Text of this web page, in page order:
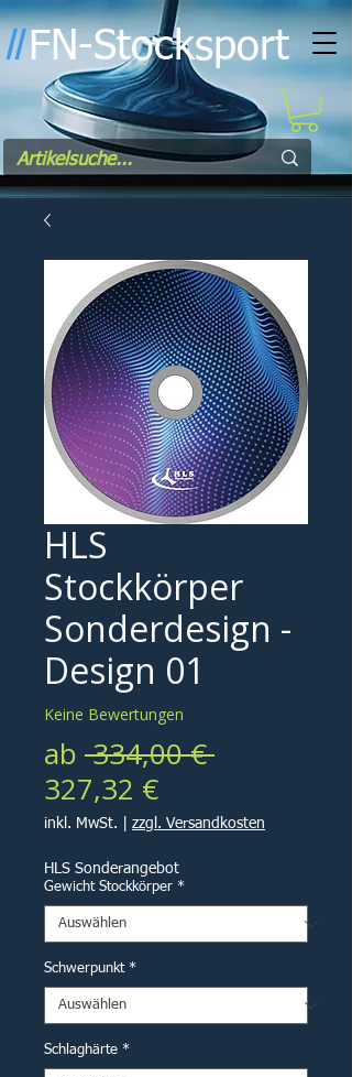
ll FN-Stocksport
HLS
Stockkörper
Sonderdesign -
Design 01
Keine Bewertungen
ab 334,00 €
327,32 €Sale-
Preis
inkl. MwSt. zzgl. Versandkosten
HLS Sonderangebot
Gewicht Stockkörper *
Schwerpunkt *
Schlaghärte *